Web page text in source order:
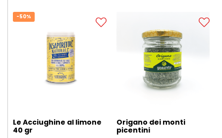
-50%
Le Acciughine al limone
40 gr
Origano dei monti
picentini